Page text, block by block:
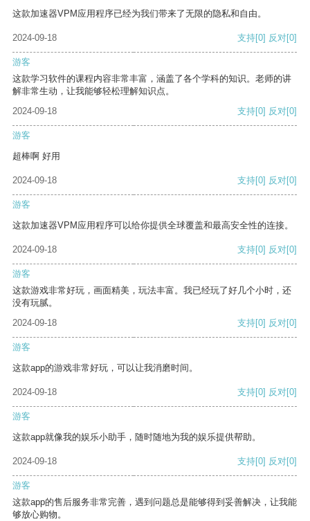
这款加速器VPM应用程序已经为我们带来了无限的隐私和自由。
2024-09-18 支持[0] 反对[0]
游客
这款学习软件的课程内容非常丰富，涵盖了各个学科的知识。老师的讲
解非常生动，让我能够轻松理解知识点。
2024-09-18
支持[0] 反对[0]
游客
超棒啊 好用
2024-09-18 支持[0] 反对[0]
游客
这款加速器VPM应用程序可以给你提供全球覆盖和最高安全性的连接。
2024-09-18 支持[0] 反对[0]
游客
这款游戏非常好玩，画面精美，玩法丰富。我已经玩了好几个小时，还
没有玩腻。
2024-09-18
支持[0] 反对[0]
游客
这款app的游戏非常好玩，可以让我消磨时间。
2024-09-18 支持[0] 反对[0]
游客
这款app就像我的娱乐小助手，随时随地为我的娱乐提供帮助。
2024-09-18 支持[0] 反对[0]
游客
这款app的售后服务非常完善，遇到问题总是能够得到妥善解决，让我能
够放心购物。